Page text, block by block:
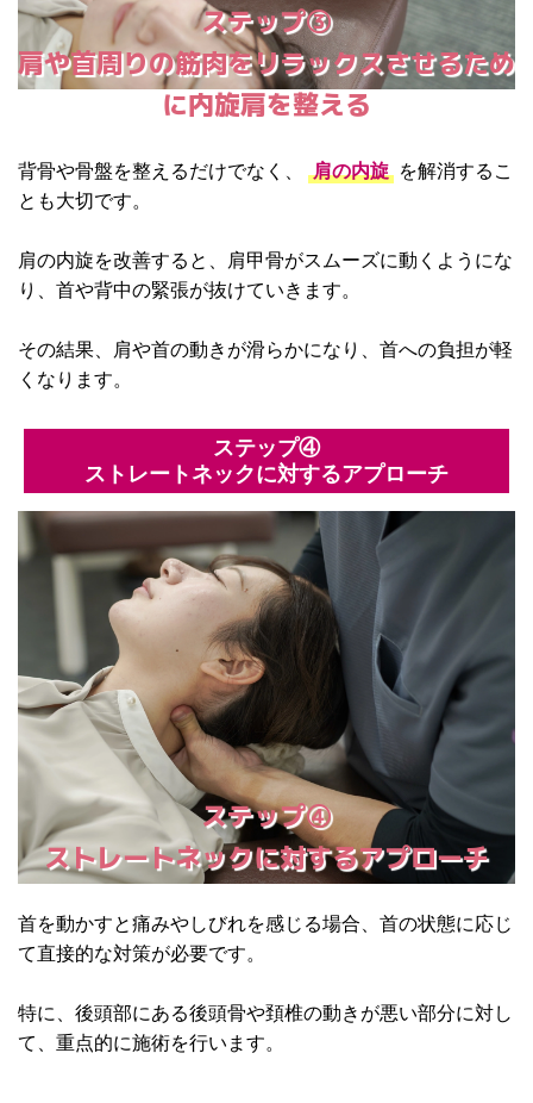
ステップ③
肩や首周りの筋肉をリラックスさせるため
に内旋肩を整える
背骨や骨盤を整えるだけでなく、 肩の内旋 を解消するこ
とも大切です。
肩の内旋を改善すると、肩甲骨がスムーズに動くようにな
り、首や背中の緊張が抜けていきます。
その結果、肩や首の動きが滑らかになり、首への負担が軽
くなります。
ステップ④
ストレートネックに対するアプローチ
ステップ④
ストレートネックに対するアプローチ
首を動かすと痛みやしびれを感じる場合、首の状態に応じ
て直接的な対策が必要です。
特に、後頭部にある後頭骨や頚椎の動きが悪い部分に対し
て、重点的に施術を行います。